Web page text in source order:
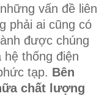
vấn đề liên
phải ai cũng có
được chúng
thống điện
tạp. Bên
chất lượng